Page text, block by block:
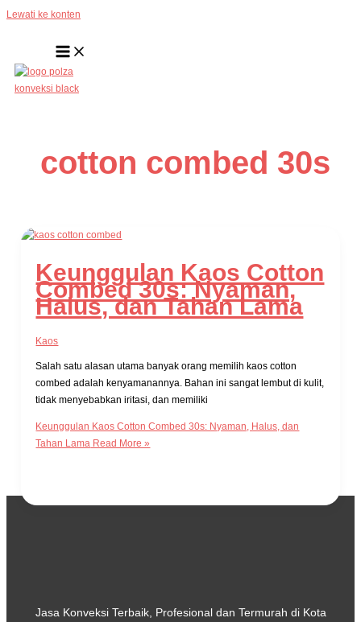
Lewati ke konten
cotton combed 30s
Keunggulan Kaos Cotton
Combed 30s: Nyaman,
Halus, dan Tahan Lama
Kaos
Salah satu alasan utama banyak orang memilih kaos cotton
combed adalah kenyamanannya. Bahan ini sangat lembut di kulit,
tidak menyebabkan iritasi, dan memiliki
Keunggulan Kaos Cotton Combed 30s: Nyaman, Halus, dan
Tahan Lama Read More »
Jasa Konveksi Terbaik, Profesional dan Termurah di Kota